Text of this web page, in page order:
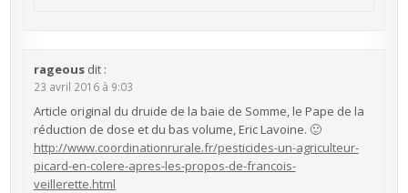
rageous dit :
23 avril 2016 à 9:03
Article original du druide de la baie de Somme, le Pape de la
réduction de dose et du bas volume, Eric Lavoine. 🙂
http://www.coordinationrurale.fr/pesticides-un-agriculteur-
picard-en-colere-apres-les-propos-de-francois-
veillerette.html